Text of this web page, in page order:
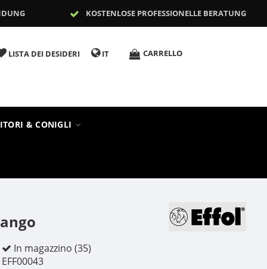
KOSTENLOSE PROFESSIONELLE BERATUNG
LISTA DEI DESIDERI IT CARRELLO
& CONIGLI
In magazzino (35)
EFF00043